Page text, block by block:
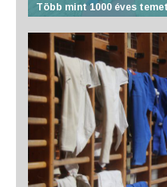
Több mint 1000 éves